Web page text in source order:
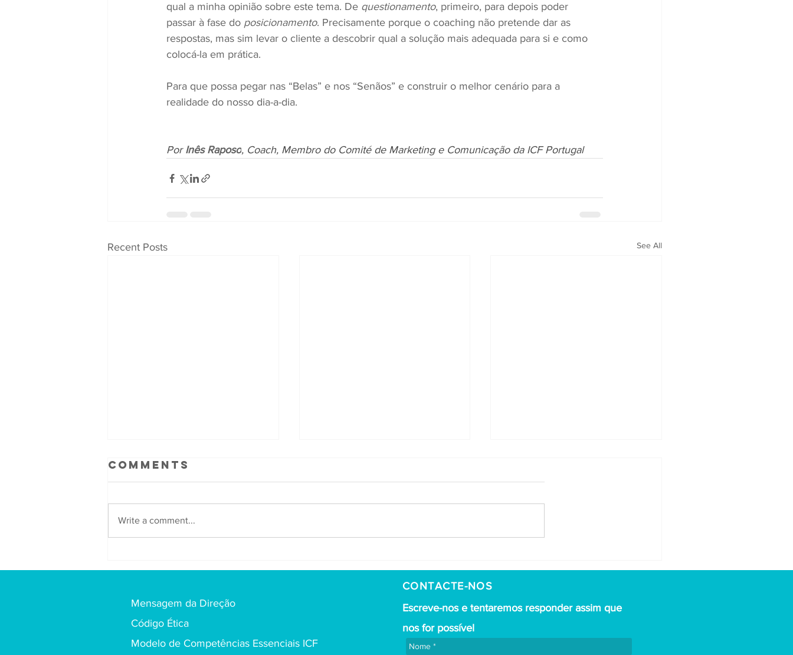
qual a minha opinião sobre este tema. De questionamento, primeiro, para depois poder
passar à fase do posicionamento. Precisamente porque o coaching não pretende dar as
respostas, mas sim levar o cliente a descobrir qual a solução mais adequada para si e como
colocá-la em prática.
Para que possa pegar nas “Belas” e nos “Senãos” e construir o melhor cenário para a
realidade do nosso dia-a-dia.
Por Inês Raposo, Coach, Membro do Comité de Marketing e Comunicação da ICF Portugal
Recent Posts See All
um motivador
cultura de
apreciação e
valorização
quais as
dizem o que
pensam no
Comments
Write a comment...
CONTACTE-NOS
Mensagem da Direção
Código Ética
Modelo de Competências Essenciais ICF
Escreve-nos e tentaremos responder assim que
nos for possível